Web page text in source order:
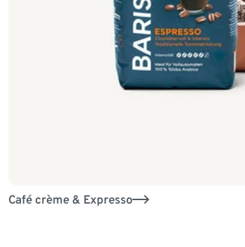
Café crème & Expresso